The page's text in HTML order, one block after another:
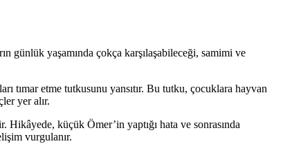
günlük yaşamında çokça karşılaşabileceği, samimi ve
tımar etme tutkusunu yansıtır. Bu tutku, çocuklara hayvan
yer alır.
Hikâyede, küçük Ömer’in yaptığı hata ve sonrasında
vurgulanır.